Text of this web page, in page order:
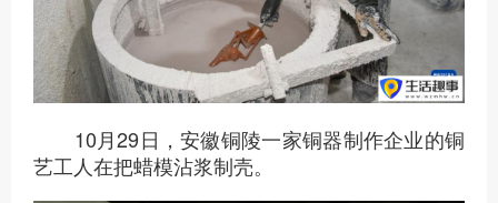
10月29日，安徽铜陵一家铜器制作企业的铜
艺工人在把蜡模沾浆制壳。